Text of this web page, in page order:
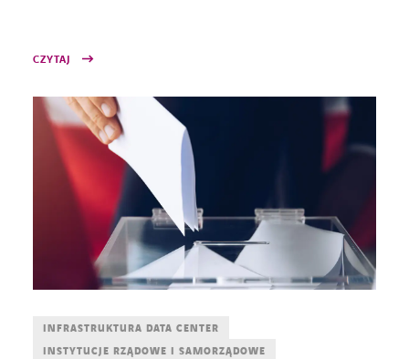
CZYTAJ
INFRASTRUKTURA DATA CENTER
INSTYTUCJE RZĄDOWE I SAMORZĄDOWE